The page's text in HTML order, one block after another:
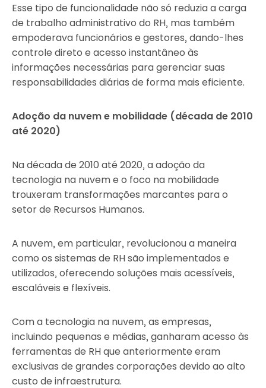
Esse tipo de funcionalidade não só reduzia a carga
de trabalho administrativo do RH, mas também
empoderava funcionários e gestores, dando-lhes
controle direto e acesso instantâneo às
informações necessárias para gerenciar suas
responsabilidades diárias de forma mais eficiente.
Adoção da nuvem e mobilidade (década de 2010
até 2020)
Na década de 2010 até 2020, a adoção da
tecnologia na nuvem e o foco na mobilidade
trouxeram transformações marcantes para o
setor de Recursos Humanos.
A nuvem, em particular, revolucionou a maneira
como os sistemas de RH são implementados e
utilizados, oferecendo soluções mais acessíveis,
escaláveis e flexíveis.
Com a tecnologia na nuvem, as empresas,
incluindo pequenas e médias, ganharam acesso às
ferramentas de RH que anteriormente eram
exclusivas de grandes corporações devido ao alto
custo de infraestrutura.